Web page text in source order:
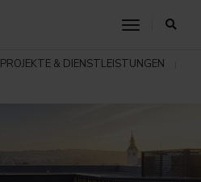
toggle
PROJEKTE & DIENSTLEISTUNGEN